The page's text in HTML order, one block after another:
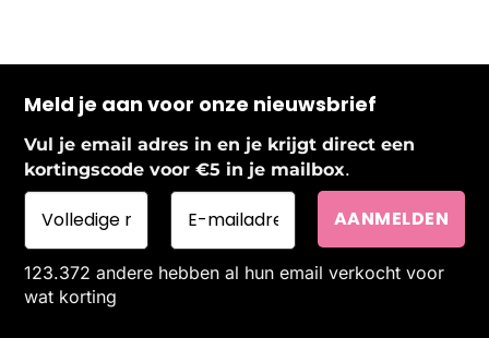
Meld je aan voor onze nieuwsbrief
Vul je email adres in en je krijgt direct een
kortingscode voor €5 in je mailbox.
123.372 andere hebben al hun email verkocht voor
wat korting